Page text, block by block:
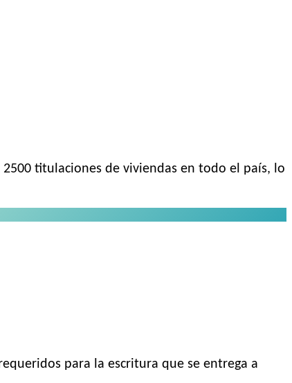
titulaciones de viviendas en todo el país, lo
para la escritura que se entrega a